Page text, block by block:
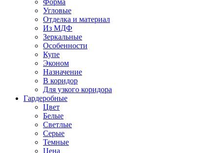
Форма
Угловые
Отделка и материал
Из МДФ
Зеркальные
Особенности
Купе
Эконом
Назначение
В коридор
Для узкого коридора
Гардеробные
Цвет
Белые
Светлые
Серые
Темные
Цена